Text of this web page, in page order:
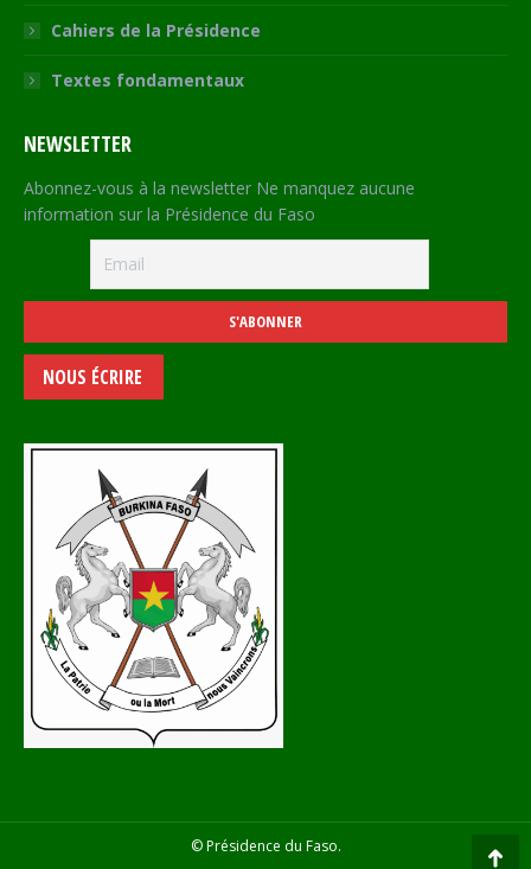
Cahiers de la Présidence
Textes fondamentaux
NEWSLETTER
Abonnez-vous à la newsletter Ne manquez aucune
information sur la Présidence du Faso
NOUS ÉCRIRE
© Présidence du Faso.